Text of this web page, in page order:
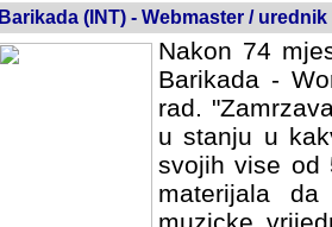
Barikada (INT) - Webmaster / urednik
Nakon 74
Barikada -
rad.
u stanju u
svojih vise od
materijala